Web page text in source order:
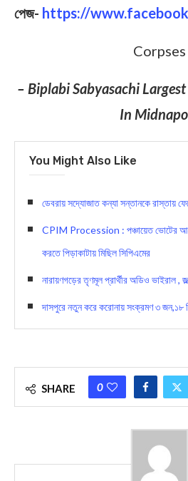
পেজ- https://
Corpses
– Biplabi Sabyasachi
In
You Might Also Like
ডেবরায় সদ্যোজাত কন্যা সন্তানকে রাস্তায়
CPIM Procession : পঞ্চায়েত ভোটের
করতে পিড়াকাটায় মিছিল সিপিএমের
নারায়ণগড়ের তৃণমূল প্রার্থীর অডিও ভাইরাল ,
দাসপুরে নতুন করে করোনায় সংক্রমণ ৩ জন,১৮
SHARE 0